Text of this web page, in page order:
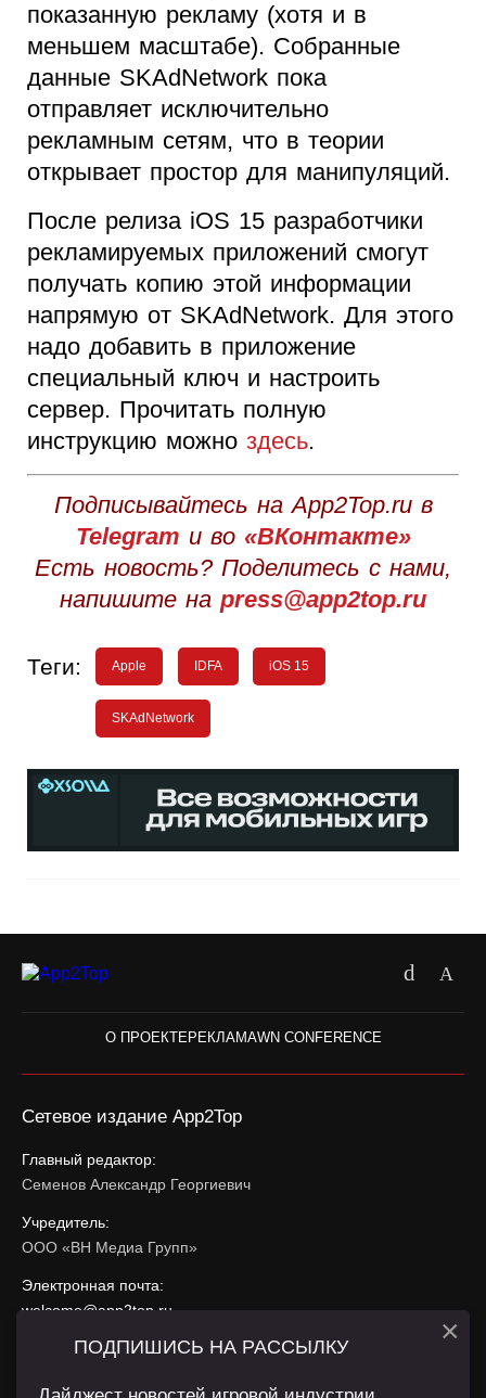
показанную рекламу (хотя и в
меньшем масштабе). Собранные
данные SKAdNetwork пока
отправляет исключительно
рекламным сетям, что в теории
открывает простор для манипуляций.
После релиза iOS 15 разработчики
рекламируемых приложений смогут
получать копию этой информации
напрямую от SKAdNetwork. Для этого
надо добавить в приложение
специальный ключ и настроить
сервер. Прочитать полную
инструкцию можно здесь.
Подписывайтесь на App2Top.ru в
Telegram и во «ВКонтакте»
Есть новость? Поделитесь с нами,
напишите на press@app2top.ru
Теги: Apple IDFA iOS 15
SKAdNetwork
О ПРОЕКТЕРЕКЛАМАWN CONFERENCE
Сетевое издание App2Top
Главный редактор:
Семенов Александр Георгиевич
Учредитель:
ООО «ВН Медиа Групп»
Электронная почта:
welcome@app2top.ru
При использовании материалов активная ссылка на
ПОДПИШИСЬ НА РАССЫЛКУ ×